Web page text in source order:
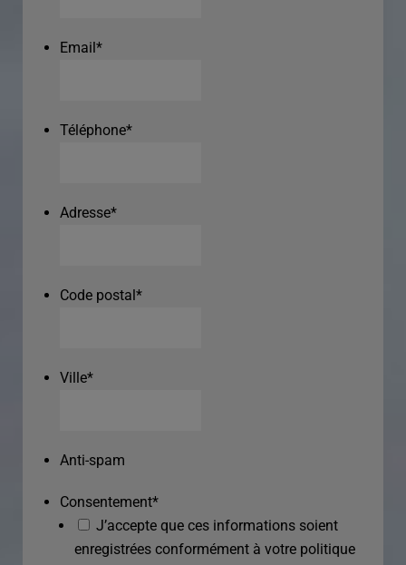
Email*
Téléphone*
Adresse*
Code postal*
Ville*
Anti-spam
Consentement*
J’accepte que ces informations soient
enregistrées conformément à votre politique